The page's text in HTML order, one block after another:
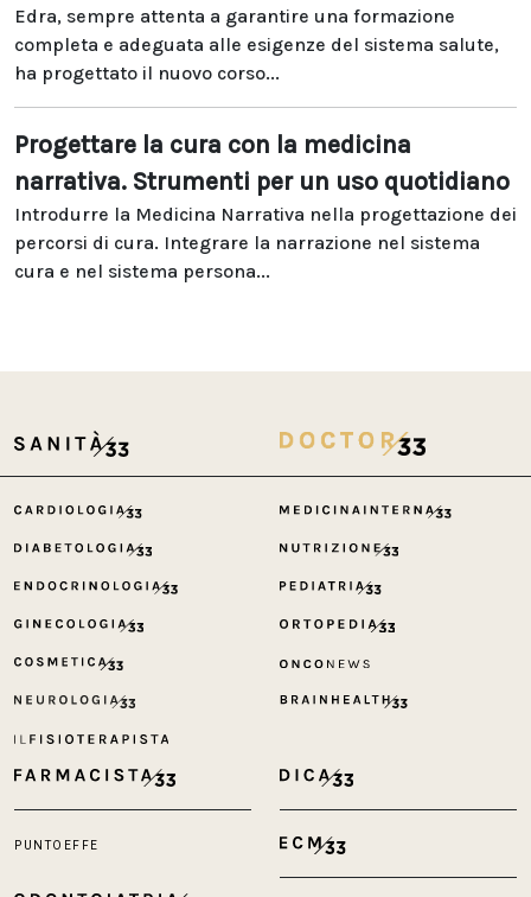
Edra, sempre attenta a garantire una formazione
completa e adeguata alle esigenze del sistema salute,
ha progettato il nuovo corso...
Progettare la cura con la medicina
narrativa. Strumenti per un uso quotidiano
Introdurre la Medicina Narrativa nella progettazione dei
percorsi di cura. Integrare la narrazione nel sistema
cura e nel sistema persona...